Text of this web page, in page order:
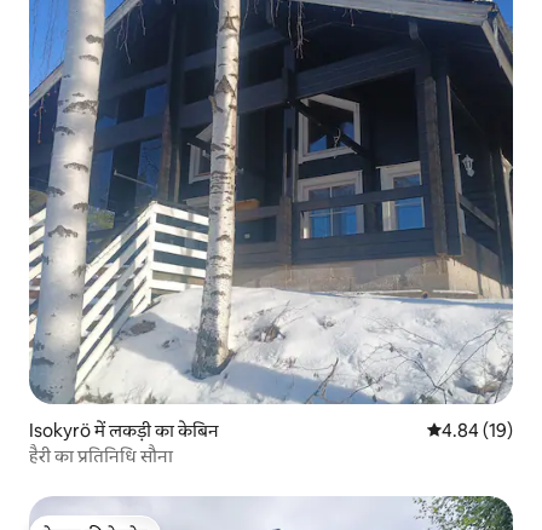
Isokyrö में लकड़ी का केबिन औसत रेटिंग 5 में
4.84 (19)
हैरी का प्रतिनिधि सौना